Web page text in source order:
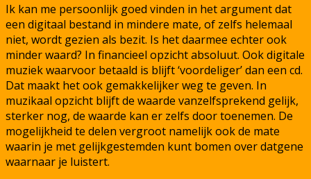
Ik kan me persoonlijk goed vinden in het argument dat
een digitaal bestand in mindere mate, of zelfs helemaal
niet, wordt gezien als bezit. Is het daarmee echter ook
minder waard? In financieel opzicht absoluut. Ook digitale
muziek waarvoor betaald is blijft ‘voordeliger’ dan een cd.
Dat maakt het ook gemakkelijker weg te geven. In
muzikaal opzicht blijft de waarde vanzelfsprekend gelijk,
sterker nog, de waarde kan er zelfs door toenemen. De
mogelijkheid te delen vergroot namelijk ook de mate
waarin je met gelijkgestemden kunt bomen over datgene
waarnaar je luistert.